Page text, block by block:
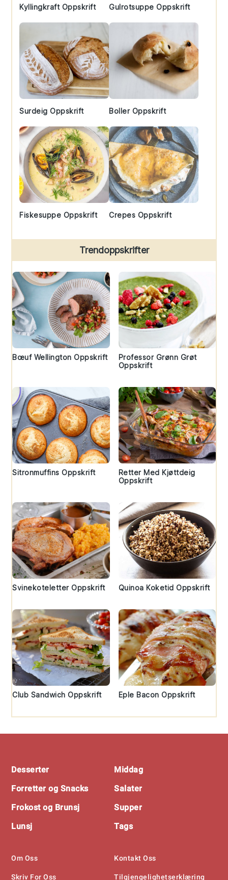
Kyllingkraft Oppskrift Gulrotsuppe Oppskrift
Surdeig Oppskrift Boller Oppskrift
Fiskesuppe Oppskrift Crepes Oppskrift
Trendoppskrifter
Bœuf Wellington Oppskrift
Professor Grønn Grøt
Oppskrift
Sitronmuffins Oppskrift
Retter Med Kjøttdeig
Oppskrift
Svinekoteletter Oppskrift Quinoa Koketid Oppskrift
Club Sandwich Oppskrift Eple Bacon Oppskrift
Desserter
Forretter og Snacks
Frokost og Brunsj
Lunsj
Middag
Salater
Supper
Tags
Om Oss
Skriv For Oss
Kontakt Oss
Tilgjengelighetserklæring